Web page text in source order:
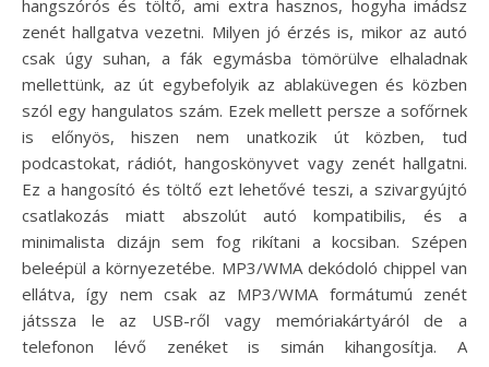
hangszórós és töltő, ami extra hasznos, hogyha imádsz
zenét hallgatva vezetni. Milyen jó érzés is, mikor az autó
csak úgy suhan, a fák egymásba tömörülve elhaladnak
mellettünk, az út egybefolyik az ablaküvegen és közben
szól egy hangulatos szám. Ezek mellett persze a sofőrnek
is előnyös, hiszen nem unatkozik út közben, tud
podcastokat, rádiót, hangoskönyvet vagy zenét hallgatni.
Ez a hangosító és töltő ezt lehetővé teszi, a szivargyújtó
csatlakozás miatt abszolút autó kompatibilis, és a
minimalista dizájn sem fog rikítani a kocsiban. Szépen
beleépül a környezetébe. MP3/WMA dekódoló chippel van
ellátva, így nem csak az MP3/WMA formátumú zenét
játssza le az USB-ről vagy memóriakártyáról de a
telefonon lévő zenéket is simán kihangosítja. A